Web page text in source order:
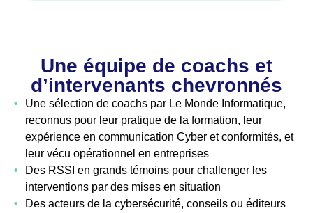
Une équipe de coachs et
d’intervenants chevronnés
•
Une sélection de coachs par Le Monde Informatique,
reconnus pour leur pratique de la formation, leur
expérience en communication Cyber et conformités, et
leur vécu opérationnel en entreprises
•
Des RSSI en grands témoins pour challenger les
interventions par des mises en situation
•
Des acteurs de la cybersécurité, conseils ou éditeurs